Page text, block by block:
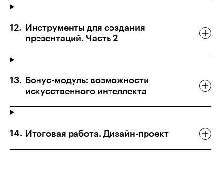
Инструменты для создания
презентаций. Часть 2
Бонус-модуль: возможности
искусственного интеллекта
Итоговая работа. Дизайн-проект